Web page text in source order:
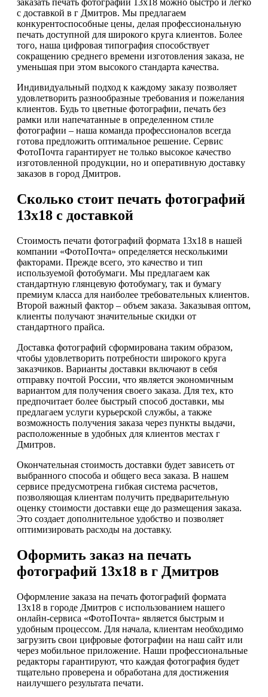
заказать печать фотографий 13х18 можно быстро и легко
с доставкой в г Дмитров. Мы предлагаем
конкурентоспособные цены, делая профессиональную
печать доступной для широкого круга клиентов. Более
того, наша цифровая типография способствует
сокращению среднего времени изготовления заказа, не
уменьшая при этом высокого стандарта качества.
Индивидуальный подход к каждому заказу позволяет
удовлетворить разнообразные требования и пожелания
клиентов. Будь то цветные фотографии, печать без
рамки или напечатанные в определенном стиле
фотографии – наша команда профессионалов всегда
готова предложить оптимальное решение. Сервис
ФотоПочта гарантирует не только высокое качество
изготовленной продукции, но и оперативную доставку
заказов в город Дмитров.
Сколько стоит печать фотографий
13х18 с доставкой
Стоимость печати фотографий формата 13х18 в нашей
компании «ФотоПочта» определяется несколькими
факторами. Прежде всего, это качество и тип
используемой фотобумаги. Мы предлагаем как
стандартную глянцевую фотобумагу, так и бумагу
премиум класса для наиболее требовательных клиентов.
Второй важный фактор – объем заказа. Заказывая оптом,
клиенты получают значительные скидки от
стандартного прайса.
Доставка фотографий сформирована таким образом,
чтобы удовлетворить потребности широкого круга
заказчиков. Варианты доставки включают в себя
отправку почтой России, что является экономичным
вариантом для получения своего заказа. Для тех, кто
предпочитает более быстрый способ доставки, мы
предлагаем услуги курьерской службы, а также
возможность получения заказа через пункты выдачи,
расположенные в удобных для клиентов местах г
Дмитров.
Окончательная стоимость доставки будет зависеть от
выбранного способа и общего веса заказа. В нашем
сервисе предусмотрена гибкая система расчетов,
позволяющая клиентам получить предварительную
оценку стоимости доставки еще до размещения заказа.
Это создает дополнительное удобство и позволяет
оптимизировать расходы на доставку.
Оформить заказ на печать
фотографий 13х18 в г Дмитров
Оформление заказа на печать фотографий формата
13х18 в городе Дмитров с использованием нашего
онлайн-сервиса «ФотоПочта» является быстрым и
удобным процессом. Для начала, клиентам необходимо
загрузить свои цифровые фотографии на наш сайт или
через мобильное приложение. Наши профессиональные
редакторы гарантируют, что каждая фотография будет
тщательно проверена и обработана для достижения
наилучшего результата печати.